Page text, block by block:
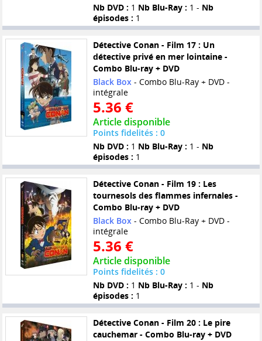
Nb DVD : 1 Nb Blu-Ray : 1 - Nb
épisodes : 1
Détective Conan - Film 17 : Un
détective privé en mer lointaine -
Combo Blu-ray + DVD
Black Box - Combo Blu-Ray + DVD -
intégrale
5.36 €
Article disponible
Points fidelités : 0
Nb DVD : 1 Nb Blu-Ray : 1 - Nb
épisodes : 1
Détective Conan - Film 19 : Les
tournesols des flammes infernales -
Combo Blu-ray + DVD
Black Box - Combo Blu-Ray + DVD -
intégrale
5.36 €
Article disponible
Points fidelités : 0
Nb DVD : 1 Nb Blu-Ray : 1 - Nb
épisodes : 1
Détective Conan - Film 20 : Le pire
cauchemar - Combo Blu-ray + DVD